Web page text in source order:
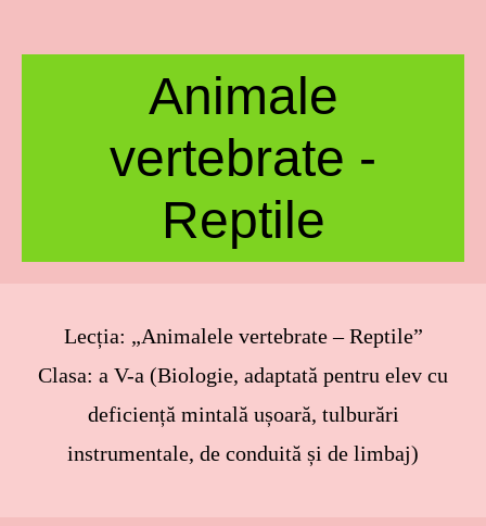
Animale
vertebrate -
Reptile
Lecția: „Animalele vertebrate – Reptile”
Clasa: a V-a (Biologie, adaptată pentru elev cu
deficiență mintală ușoară, tulburări
instrumentale, de conduită și de limbaj)